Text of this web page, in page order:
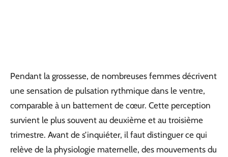
Pendant la grossesse, de nombreuses femmes décrivent
une sensation de pulsation rythmique dans le ventre,
comparable à un battement de cœur. Cette perception
survient le plus souvent au deuxième et au troisième
trimestre. Avant de s’inquiéter, il faut distinguer ce qui
relève de la physiologie maternelle, des mouvements du